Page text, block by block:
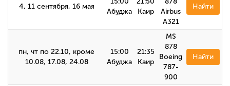
4, 11 сентября, 16 мая
Абуджа
Каир
Airbus
А321
Найти
пн, чт по 22.10, кроме
10.08, 17.08, 24.08
15:00
Абуджа
21:35
Каир
MS
878
Boeing
787-
900
Найти